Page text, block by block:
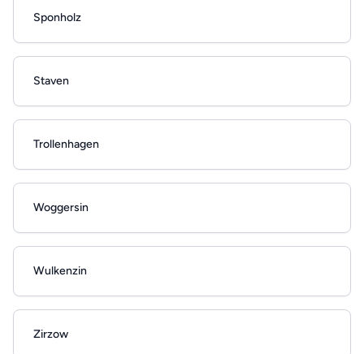
Sponholz
Staven
Trollenhagen
Woggersin
Wulkenzin
Zirzow